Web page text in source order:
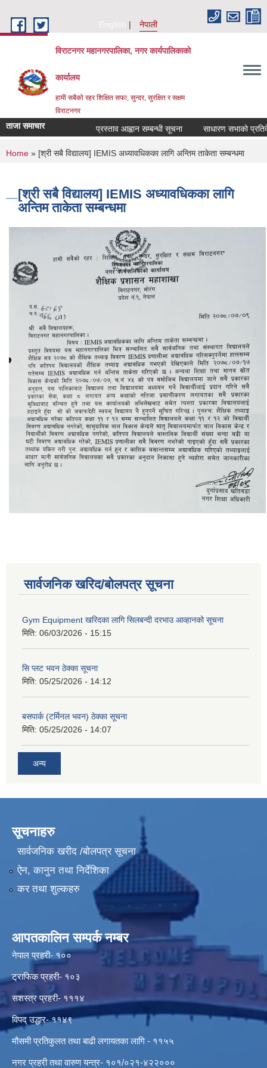
English
नेपाली
विराटनगर महानगरपालिका, नगर कार्यपालिकाको
कार्यालय
हामी सबैको रहर शिक्षित सफा, सुन्दर, सुरक्षित र सक्षम
विराटनगर
ताजा समाचार प्रस्ताव आह्वान सम्बन्धी सूचना साधारण सभाको
You are here
Home » [श्री सबै विद्यालय] IEMIS अध्यावधिकका लागि अन्तिम ताकेता सम्बन्धमा
[श्री सबै विद्यालय] IEMIS अध्यावधिकका लागि
अन्तिम ताकेता सम्बन्धमा
सार्वजनिक खरिद/बोलपत्र सूचना
Gym Equipment खरिदका लागि सिलबन्दी दरभाउ आव्हानको सूचना
मिति: 06/03/2026 - 15:15
सि प्लट भवन ठेक्का सूचना
मिति: 05/25/2026 - 14:12
बसपार्क (टर्मिनल भवन) ठेक्का सूचना
मिति: 05/25/2026 - 14:07
अन्य
सूचनाहरु
सार्वजनिक खरीद /बोलपत्र सूचना
ऐन, कानुन तथा निर्देशिका
कर तथा शुल्कहरु
आपतकालिन सम्पर्क नम्बर
नेपाल प्रहरी- १००
ट्राफिक प्रहरी- १०३
सशस्त्र प्रहरी- १११४
विपद् उद्धार- ११४९
मौसमी प्रतिकुलत तथा बाढी लगायतका लागि - ११५५
नगर प्रहरी तथा वारुण यन्त्र- १०१/०२१-४२२०००